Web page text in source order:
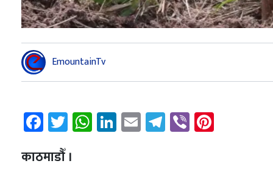
EmountainTv
Facebook
Twitter
WhatsApp
LinkedIn
EmailTelegram
Viber
काठमाडौँ ।